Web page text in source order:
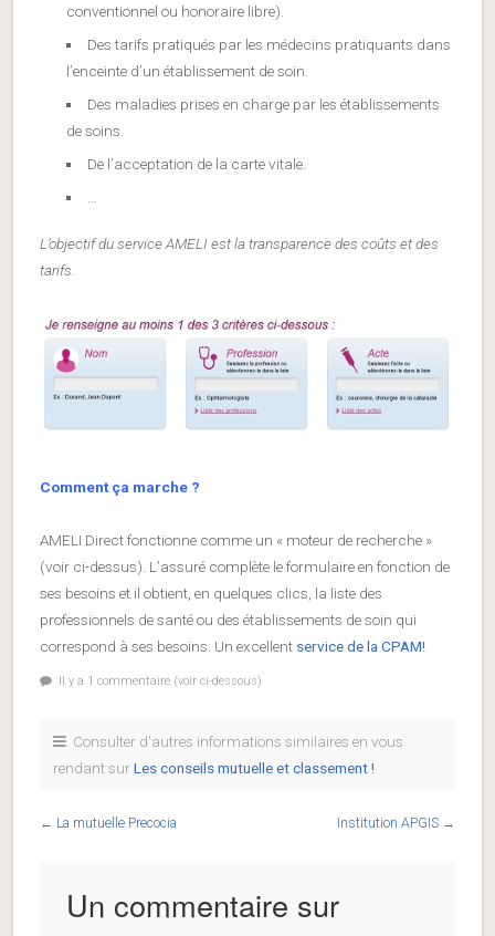
conventionnel ou honoraire libre).
Des tarifs pratiqués par les médecins pratiquants dans
l’enceinte d’un établissement de soin.
Des maladies prises en charge par les établissements
de soins.
De l’acceptation de la carte vitale.
L’objectif du service AMELI est la transparence des coûts et des
tarifs.
Comment ça marche ?
AMELI Direct fonctionne comme un « moteur de recherche »
(voir ci-dessus). L’assuré complète le formulaire en fonction de
ses besoins et il obtient, en quelques clics, la liste des
professionnels de santé ou des établissements de soin qui
correspond à ses besoins. Un excellent service de la CPAM!
Il y a 1 commentaire (voir ci-dessous)
Consulter d'autres informations similaires en vous
rendant surLes conseils mutuelle et classement !
← La mutuelle Precocia Institution APGIS →
Un commentaire sur